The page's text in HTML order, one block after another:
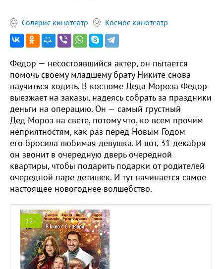
Солярис кинотеатр Космос кинотеатр
Федор — несостоявшийся актер, он пытается
помочь своему младшему брату Никите снова
научиться ходить. В костюме Деда Мороза Федор
выезжает на заказы, надеясь собрать за праздники
деньги на операцию. Он — самый грустный
Дед Мороз на свете, потому что, ко всем прочим
неприятностям, как раз перед Новым Годом
его бросила любимая девушка. И вот, 31 декабря
он звонит в очередную дверь очередной
квартиры, чтобы подарить подарки от родителей
очередной паре детишек. И тут начинается самое
настоящее новогоднее волшебство.
12+